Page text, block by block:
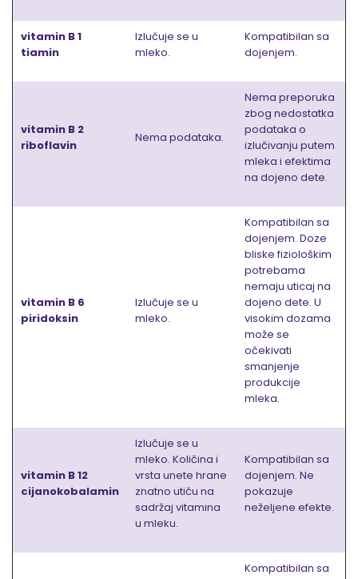
vitamin B 1
tiamin
Izlučuje se u
mleko.
Kompatibilan sa
dojenjem.
vitamin B 2
riboflavin
Nema podataka.
Nema preporuka
zbog nedostatka
podataka o
izlučivanju putem
mleka i efektima
na dojeno dete.
vitamin B 6
piridoksin
Izlučuje se u
mleko.
Kompatibilan sa
dojenjem. Doze
bliske fiziološkim
potrebama
nemaju uticaj na
dojeno dete. U
visokim dozama
može se
očekivati
smanjenje
produkcije
mleka.
vitamin B 12
cijanokobalamin
Izlučuje se u
mleko. Količina i
vrsta unete hrane
znatno utiču na
sadržaj vitamina
u mleku.
Kompatibilan sa
dojenjem. Ne
pokazuje
neželjene efekte.
Kompatibilan sa